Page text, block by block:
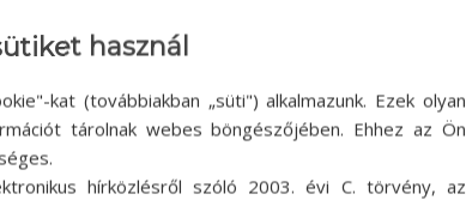
használ
kat (továbbiakban „süti") alkalmazunk. Ezek olyan
tárolnak webes böngészőjében. Ehhez az Ön
hírközlésről szóló 2003. évi C. törvény, az